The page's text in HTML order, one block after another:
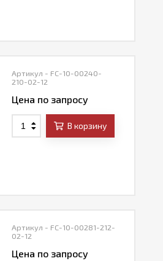
Артикул - FC-10-00240-
210-02-12
Цена по запросу
В корзину
Артикул - FC-10-00281-212-
02-12
Цена по запросу